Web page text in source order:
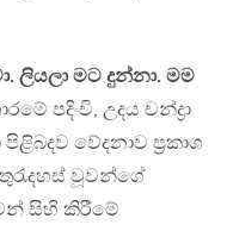
ලියලා මට දුන්නා. මම
පදිංචි, උදය චන්ද්‍රා
වේදනාව ප්‍රකාශ
වූවන්ගේ
සිහි කිරීමේ